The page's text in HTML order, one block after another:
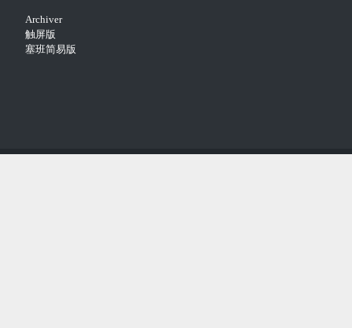
Archiver
触屏版
塞班简易版